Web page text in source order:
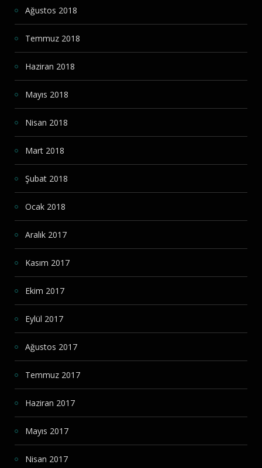
Ağustos 2018
Temmuz 2018
Haziran 2018
Mayıs 2018
Nisan 2018
Mart 2018
Şubat 2018
Ocak 2018
Aralık 2017
Kasım 2017
Ekim 2017
Eylül 2017
Ağustos 2017
Temmuz 2017
Haziran 2017
Mayıs 2017
Nisan 2017